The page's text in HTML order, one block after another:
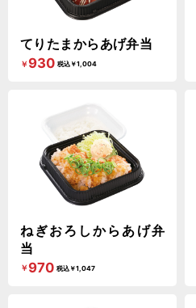
てりたまからあげ弁当
￥ 930 税込￥1,004
ねぎおろしからあげ弁
当
￥ 970 税込￥1,047